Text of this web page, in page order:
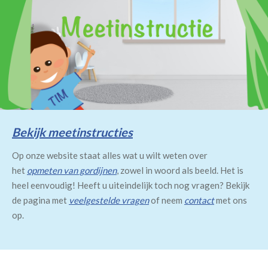
Bekijk meetinstructies
Op onze website staat alles wat u wilt weten over
het opmeten van gordijnen, zowel in woord als beeld. Het is
heel eenvoudig! Heeft u uiteindelijk toch nog vragen? Bekijk
de pagina met veelgestelde vragenof neem contactmet ons
op.